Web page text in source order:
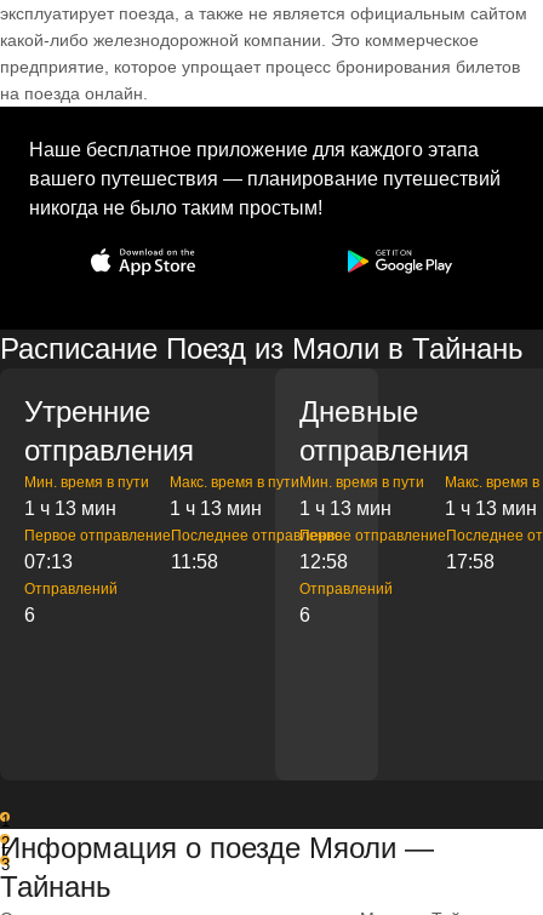
эксплуатирует поезда, а также не является официальным сайтом
какой-либо железнодорожной компании. Это коммерческое
предприятие, которое упрощает процесс бронирования билетов
на поезда онлайн.
Наше бесплатное приложение для каждого этапа
вашего путешествия — планирование путешествий
никогда не было таким простым!
Расписание Поезд из Мяоли в Тайнань
Утренние
отправления
Мин. время в пути
1 ч 13 мин
Макс. время в пути
1 ч 13 мин
Первое отправление
07:13
Последнее отправление
11:58
Отправлений
6
Дневные
отправления
Мин. время в пути
1 ч 13 мин
Макс. время в
1 ч 13 мин
Первое отправление
12:58
Последнее
17:58
Отправлений
6
1
2
3
Информация о поезде Мяоли —
Тайнань